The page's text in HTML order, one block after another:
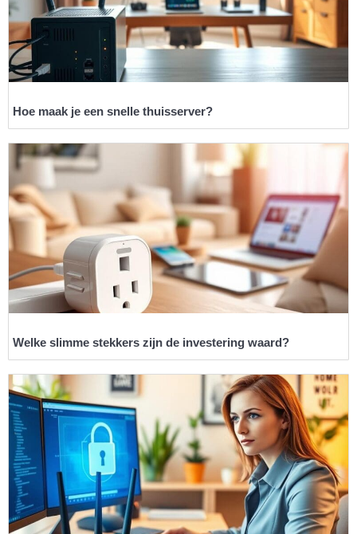
Hoe maak je een snelle thuisserver?
Welke slimme stekkers zijn de investering waard?